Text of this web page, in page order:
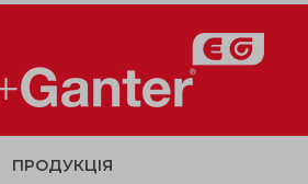
ПРОДУКЦІЯ